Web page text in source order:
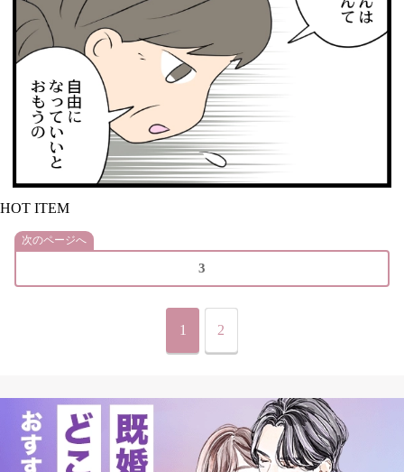
HOT ITEM
次のページへ
3
1 2